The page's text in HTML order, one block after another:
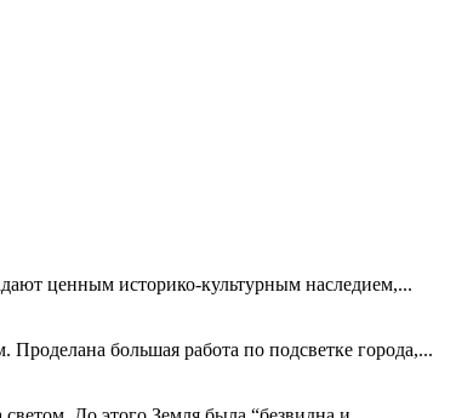
ценным историко-культурным наследием,...
большая работа по подсветке города,...